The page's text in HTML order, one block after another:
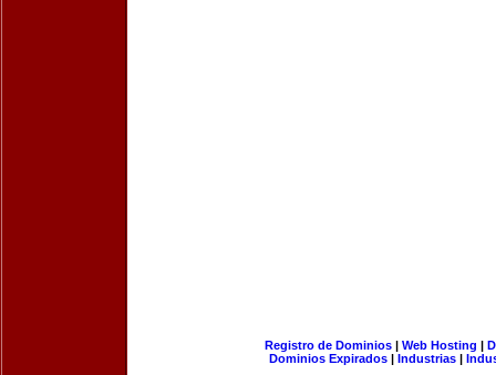
Registro de Dominios| Web Hosting |
Dominios Expirados | Industrias |